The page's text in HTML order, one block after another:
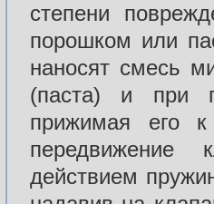
степени
порошком или
наносят смесь
(паста) и при
прижимая его к
передвижение
действием